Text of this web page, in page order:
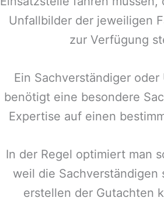
Unfallbilder der jeweiligen
zur Verfügung
Ein Sachverständiger
benötigt eine besondere
Expertise auf einen
In der Regel optimiert man
weil die Sachverständigen
erstellen der Gutachten